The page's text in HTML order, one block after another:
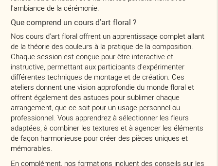
l'ambiance de la cérémonie.
Que comprend un cours d'art floral ?
Nos cours d'art floral offrent un apprentissage complet allant
de la théorie des couleurs à la pratique de la composition.
Chaque session est conçue pour être interactive et
instructive, permettant aux participants d'expérimenter
différentes techniques de montage et de création. Ces
ateliers donnent une vision approfondie du monde floral et
offrent également des astuces pour sublimer chaque
arrangement, que ce soit pour un usage personnel ou
professionnel. Vous apprendrez à sélectionner les fleurs
adaptées, à combiner les textures et à agencer les éléments
de façon harmonieuse pour créer des pièces uniques et
mémorables.
En complément, nos formations incluent des conseils sur les